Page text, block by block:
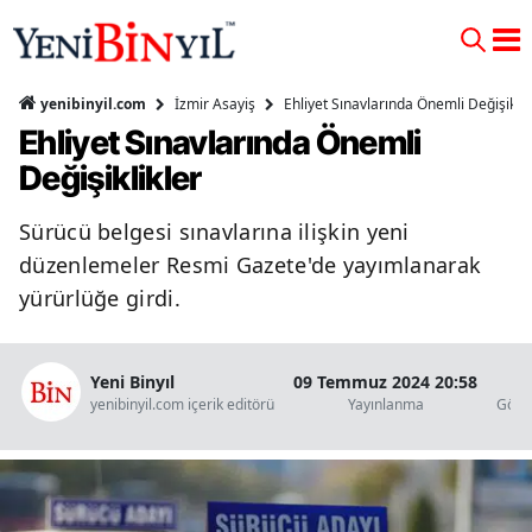
yenibinyil.com İzmir Asayiş Ehliyet Sınavlarında Önemli
Ehliyet Sınavlarında Önemli
Değişiklikler
Sürücü belgesi sınavlarına ilişkin yeni
düzenlemeler Resmi Gazete'de yayımlanarak
yürürlüğe girdi.
Yeni Binyıl
yenibinyil.com içerik editörü
09 Temmuz 2024 20:58
Yayınlanma